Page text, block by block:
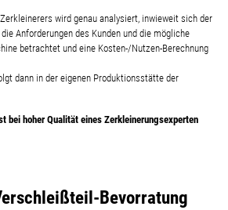
wird genau analysiert, inwieweit sich der
Anforderungen des Kunden und die mögliche
betrachtet und eine Kosten-/Nutzen-Berechnung
dann in der eigenen Produktionsstätte der
bei hoher Qualität eines Zerkleinerungsexperten
Bevorratung